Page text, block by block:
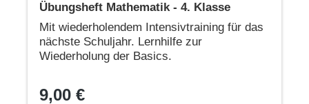
Übungsheft Mathematik - 4. Klasse
Mit wiederholendem Intensivtraining für das
nächste Schuljahr. Lernhilfe zur
Wiederholung der Basics.
9,00 €